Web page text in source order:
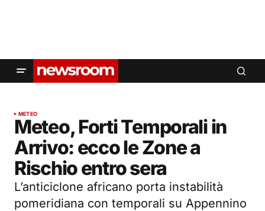
METEO
Meteo, Forti Temporali in
Arrivo: ecco le Zone a
Rischio entro sera
L’anticiclone africano porta instabilità
pomeridiana con temporali su Appennino